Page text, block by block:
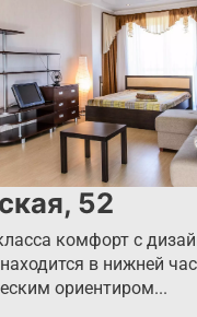
52
комфорт с
в нижней
ориентиром...